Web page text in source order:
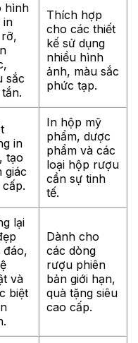
hình
in
sắc
Thích hợp
cho các thiết
kế sử dụng
nhiều hình
ảnh, màu sắc
phức tạp.
in
tạo
giác
In hộp mỹ
phẩm, dược
phẩm và các
loại hộp rượu
cần sự tinh
tế.
lại
đáo,
và
biệt
Dành cho
các dòng
rượu phiên
bản giới hạn,
quà tặng siêu
cao cấp.